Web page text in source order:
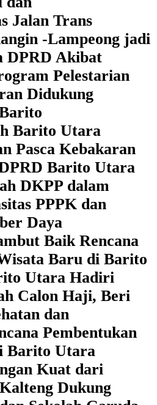
Jalan Trans
-Lampeong jadi
DPRD Akibat
Pelestarian
Didukung
Barito Utara
Pasca Kebakaran
Barito Utara
DKPP dalam
PPPK dan
Daya
Baik Rencana
Baru di Barito
Utara Hadiri
Calon Haji, Beri
dan
Pembentukan
Barito Utara
Kuat dari
Dukung